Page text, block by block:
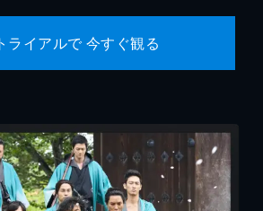
ライアルで 今すぐ観る